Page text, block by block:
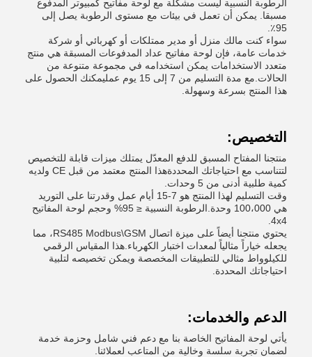
الرطوبة النسبية ليست مشكلة مع لوحة مفاتيح كمبيوتر المدفوع
مسبقا. يمكن أن تعمل في بيئات مع مستوى الرطوبة يصل إلى
95٪.
سواء كنت مالك منزل أو مدير ممتلكات أو كهربائي أو شركة
خدمات عامة، فإن لوحة مفاتيح عداد المدفوعات المسبقة هي منتج
متعدد الاستخدامات يمكن استخدامه في مجموعة متنوعة من
الحالات.مع مدة التسليم من 7 إلى 15 يوم عمليمكنك الحصول على
هذا المنتج بسرعة وسهولة.
التخصيص:
منتجنا المفتاح المسبق للدفع المعدّل يمتلك ميزات قابلة للتخصيص
لتتناسب مع احتياجاتك المحددةهذا المنتج معتمد من قبل CE ولديه
كمية طلبية أدنى من 5 وحدات.
وقت التسليم لهذا المنتج هو 7-15 أيام عمل وقدرتنا على التوريد
هي 100،000 وحدة.الرطوبة النسبية ≤ 95% وحجم لوحة المفاتيح
4x4.
يحتوي منتجنا أيضاً على ميزة اتصال RS485 Modbus\GSM، مما
يجعله خياراً مثالياً لمعدات اختبار الكهرباء.هذا المقياس الرقمي
للكيلوواط مثالي للتطبيقات المخصصة ويمكن تخصيصه لتلبية
احتياجاتك المحددة.
الدعم والخدمات:
يأتي لوحة المفاتيح الخاصة بنا مع دعم فني شامل وحزمة خدمة
لضمان تجربة سلسة وخالية من المتاعب لعملائنا.